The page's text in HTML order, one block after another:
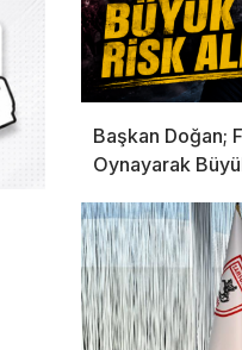
Başkan Doğan;
Oynayarak